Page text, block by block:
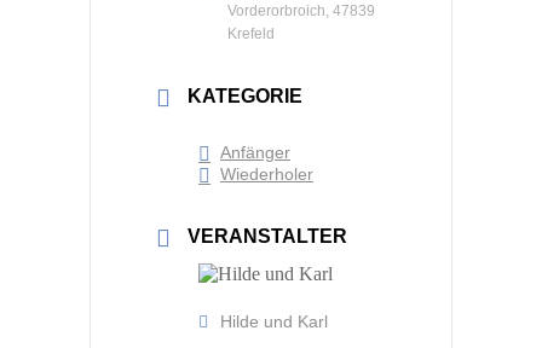
Vorderorbroich, 47839
Krefeld
KATEGORIE
Anfänger
Wiederholer
VERANSTALTER
Hilde und Karl